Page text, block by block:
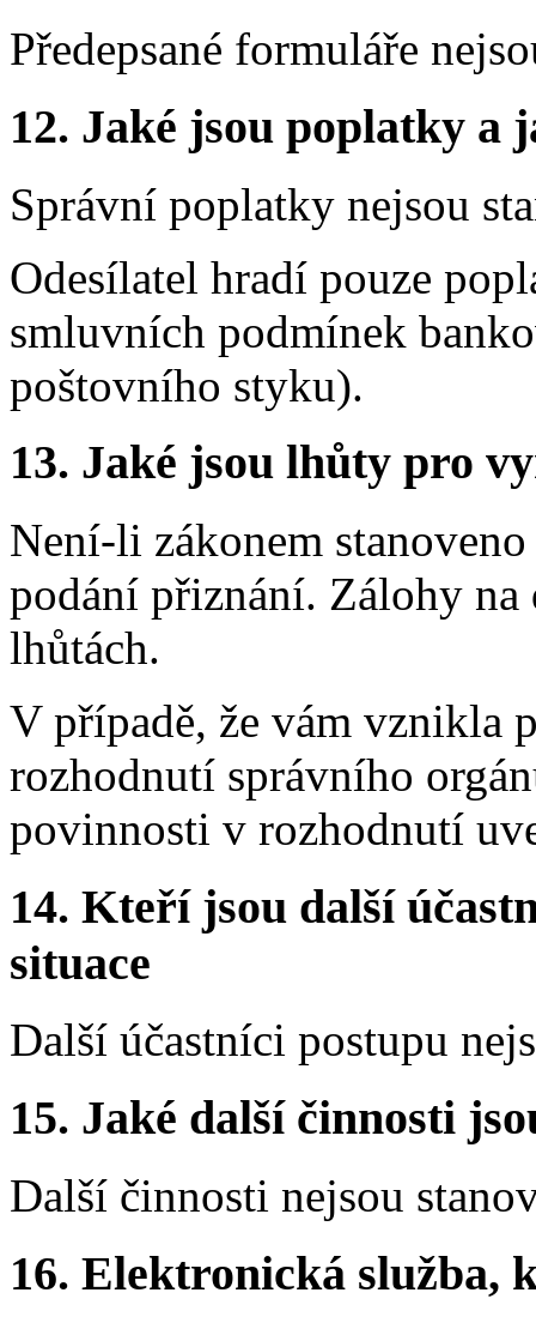
Předepsané formuláře
12. Jaké jsou poplatky a
Správní poplatky nejsou
Odesílatel hradí pouze
smluvních podmínek
poštovního styku).
13. Jaké jsou lhůty pro
Není-li zákonem
podání přiznání. Zálohy na
lhůtách.
V případě, že vám vznikla
rozhodnutí správního
povinnosti v rozhodnutí
14. Kteří jsou další
situace
Další účastníci postupu
15. Jaké další činnosti
Další činnosti nejsou
16. Elektronická služba,